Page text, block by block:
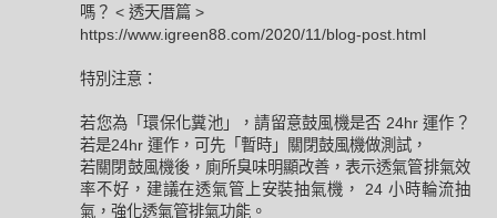
嗎？ < 透天厝篇 >
https://www.igreen88.com/2020/11/blog-post.html
特別注意：
若您為「環保化糞池」，請留意鼓風機是否 24hr 運作？
若是24hr 運作，可先「暫時」關閉鼓風機做測試，
若關閉鼓風機後，廁所臭味明顯改善，表示透氣管排氣效
率不好，建議在透氣管上安裝抽氣機， 24 小時輪流抽
氣，強化透氣管排氣功能。